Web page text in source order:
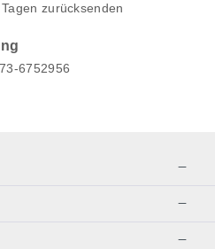
zurücksenden
6752956